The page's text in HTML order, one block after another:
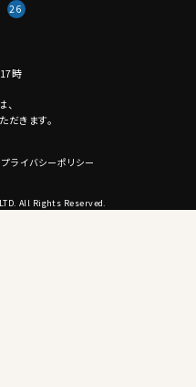
26
時
だきます。
プライバシーポリシー
All Rights Reserved.